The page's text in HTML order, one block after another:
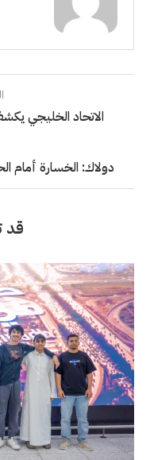
الاتحاد الخليجي
دولاك: الخسارة أمام
قد